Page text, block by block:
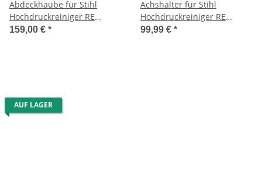
Abdeckhaube für Stihl
Hochdruckreiniger RE
118/128 PLUS
159,00 € *
Achshalter für Stihl
Hochdruckreiniger RE
108/118/128
99,99 € *
AUF LAGER